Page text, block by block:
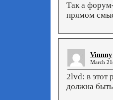
Так а
прямом
Vinnny
March
2lvd: в этот
должна